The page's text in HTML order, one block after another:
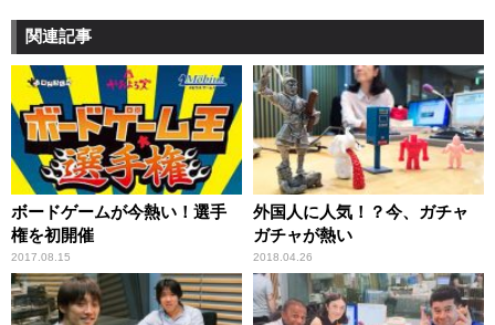
関連記事
ボードゲームが今熱い！選手
権を初開催
2017.08.15
外国人に人気！？今、ガチャ
ガチャが熱い
2018.04.26